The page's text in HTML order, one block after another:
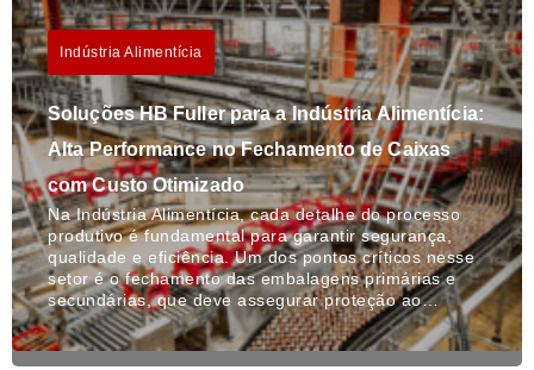
Indústria Alimentícia
Soluções HB Fuller para a Indústria Alimentícia:
Alta Performance no Fechamento de Caixas
com Custo Otimizado
Na Indústria Alimentícia, cada detalhe do processo
produtivo é fundamental para garantir segurança,
qualidade e eficiência. Um dos pontos críticos nesse
setor é o fechamento das embalagens primárias e
secundárias, que deve assegurar proteção ao…